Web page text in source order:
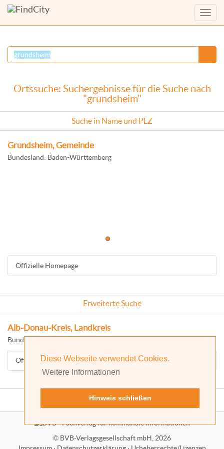
Diese Webseite verwendet Cookies.
Weitere Informationen
Hinweis schließen
Menü
Ortssuche: Suchergebnisse für die Suche nach
"grundsheim"
Suche in Name und PLZ
Grundsheim, Gemeinde
Bundesland: Baden-Württemberg
Offizielle Homepage
Erweiterte Suche
Alb-Donau-Kreis, Landkreis
Bundesland: Baden-Württemberg
Offizielle Homepage
© BVB-Verlagsgesellschaft mbH, 2026